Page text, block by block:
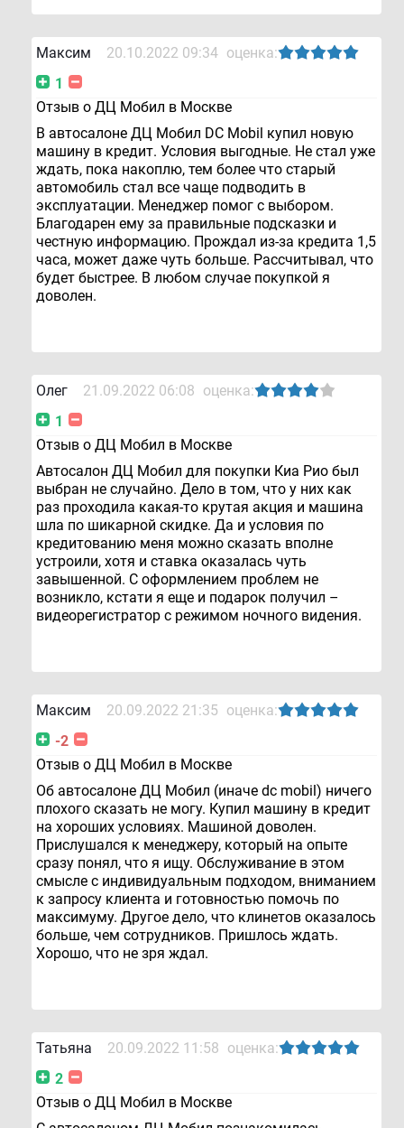
Максим 20.10.2022 09:34 оценка:
1
Отзыв о ДЦ Мобил в Москве
В автосалоне ДЦ Мобил DC Mobil купил новую
машину в кредит. Условия выгодные. Не стал уже
ждать, пока накоплю, тем более что старый
автомобиль стал все чаще подводить в
эксплуатации. Менеджер помог с выбором.
Благодарен ему за правильные подсказки и
честную информацию. Прождал из-за кредита 1,5
часа, может даже чуть больше. Рассчитывал, что
будет быстрее. В любом случае покупкой я
доволен.
Олег 21.09.2022 06:08 оценка:
1
Отзыв о ДЦ Мобил в Москве
Автосалон ДЦ Мобил для покупки Киа Рио был
выбран не случайно. Дело в том, что у них как
раз проходила какая-то крутая акция и машина
шла по шикарной скидке. Да и условия по
кредитованию меня можно сказать вполне
устроили, хотя и ставка оказалась чуть
завышенной. С оформлением проблем не
возникло, кстати я еще и подарок получил –
видеорегистратор с режимом ночного видения.
Максим 20.09.2022 21:35 оценка:
-2
Отзыв о ДЦ Мобил в Москве
Об автосалоне ДЦ Мобил (иначе dc mobil) ничего
плохого сказать не могу. Купил машину в кредит
на хороших условиях. Машиной доволен.
Прислушался к менеджеру, который на опыте
сразу понял, что я ищу. Обслуживание в этом
смысле с индивидуальным подходом, вниманием
к запросу клиента и готовностью помочь по
максимуму. Другое дело, что клинетов оказалось
больше, чем сотрудников. Пришлось ждать.
Хорошо, что не зря ждал.
Татьяна 20.09.2022 11:58 оценка:
2
Отзыв о ДЦ Мобил в Москве